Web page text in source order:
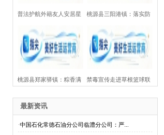
普法护航外籍友人安居星
城——湖南芙蓉律师事务
所开展涉外法律公益讲座
桃源县三阳港镇：落实防
溺水“四个一”设施，为157
处水域上紧“安全锁”
桃源县郑家驿镇：粽香满
古驿 楚韵闹端阳
禁毒宣传走进草根篮球联
造禁毒“移动课堂”
最新资讯
·中国石化常德石油分公司临澧分公司：严...